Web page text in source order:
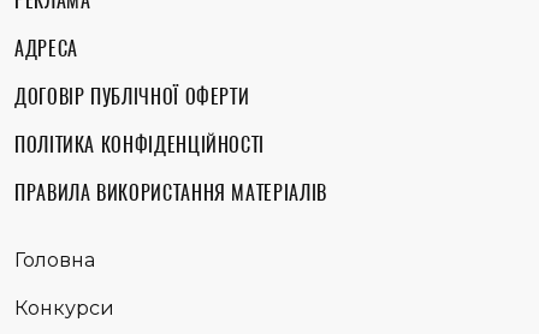
АДРЕСА
ДОГОВІР ПУБЛІЧНОЇ ОФЕРТИ
ПОЛІТИКА КОНФІДЕНЦІЙНОСТІ
ПРАВИЛА ВИКОРИСТАННЯ МАТЕРІАЛІВ
Головна
Конкурси